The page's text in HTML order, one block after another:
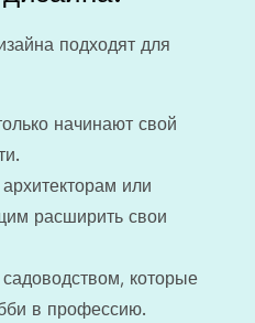
подходят для
начинают свой
или
расширить свои
которые
в профессию.